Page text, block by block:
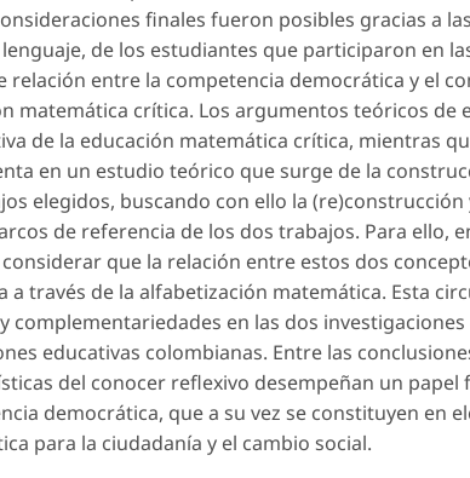
finales fueron posibles gracias a
de los estudiantes que participaron en
relación entre la competencia democrática y el
matemática crítica. Los argumentos teóricos de
de la educación matemática crítica, mientras
en un estudio teórico que surge de la
elegidos, buscando con ello la
de referencia de los dos trabajos. Para ello,
que la relación entre estos dos
a través de la alfabetización matemática. Esta
complementariedades en las dos
educativas colombianas. Entre las
del conocer reflexivo desempeñan un
democrática, que a su vez se constituyen en
para la ciudadanía y el cambio social.